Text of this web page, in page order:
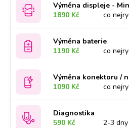
Výměna displeje -
1890 Kč
co
Výměna baterie
1190 Kč
co
Výměna konektoru /
1090 Kč
co
Diagnostika
590 Kč
2-3 dny